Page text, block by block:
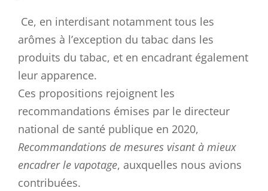
Ce, en interdisant notamment tous les
arômes à l’exception du tabac dans les
produits du tabac, et en encadrant également
leur apparence.
Ces propositions rejoignent les
recommandations émises par le directeur
national de santé publique en 2020,
Recommandations de mesures visant à mieux
encadrer le vapotage, auxquelles nous avions
contribuées.